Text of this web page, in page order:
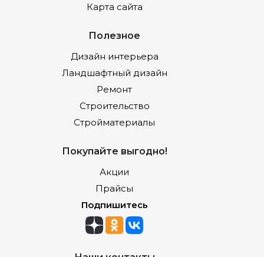
Карта сайта
Полезное
Дизайн интерьера
Ландшафтный дизайн
Ремонт
Строительство
Стройматериалы
Покупайте выгодно!
Акции
Прайсы
Подпишитесь